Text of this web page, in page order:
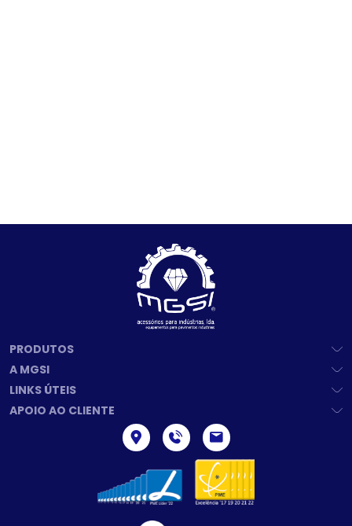
PRODUTOS
A MGSI
LINKS ÚTEIS
APOIO AO CLIENTE